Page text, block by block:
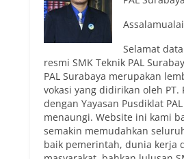
Selamat
resmi SMK Teknik PAL
PAL Surabaya merupakan
vokasi yang didirikan oleh PT.
dengan Yayasan Pusdiklat
menaungi. Website ini kami
semakin memudahkan
baik pemerintah, dunia kerja